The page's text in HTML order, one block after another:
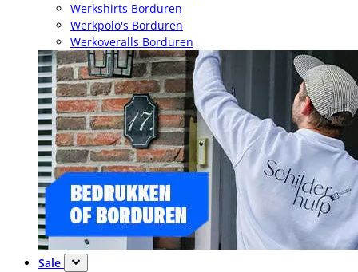
Werkshirts Borduren
Werkpolo's Borduren
Werkoveralls Borduren
Sale